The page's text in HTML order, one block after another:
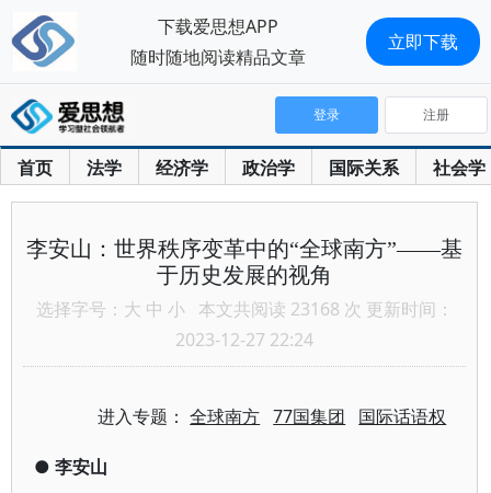
首页 法学 经济学 政治学 国际关系 社会学
登录 注册
李安山：世界秩序变革中的“全球南方”——基
于历史发展的视角
选择字号： 大 中 小 本文共阅读 23168 次 更新时间：
2023-12-27 22:24
进入专题：全球南方 77国集团 国际话语权
● 李安山
下载爱思想APP
随时随地阅读精品文章
立即下载